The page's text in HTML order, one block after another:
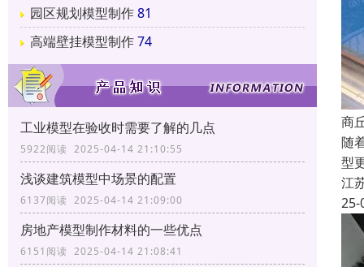
园区规划模型制作81
高端壁挂模型制作74
工业模型在验收时需要了解的几点
5922阅读 2025-04-14 21:10:55
浅谈建筑模型中场景的配置
6137阅读 2025-04-14 21:09:00
房地产模型制作材料的一些优点
6151阅读 2025-04-14 21:08:41
商
随
型
江
25-